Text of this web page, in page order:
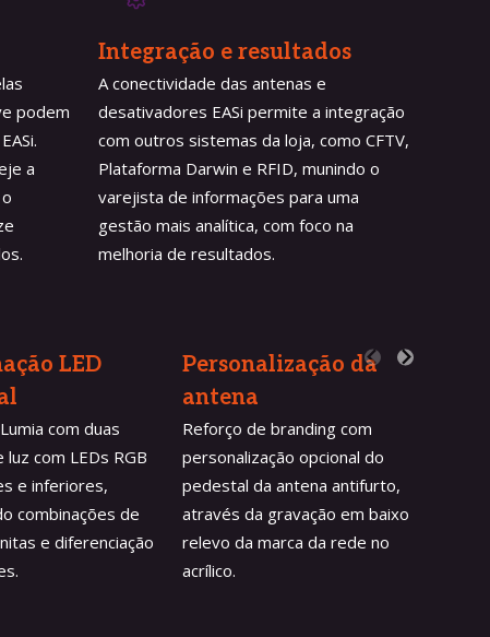
podem
a
Integração e resultados
A conectividade das antenas e
desativadores EASi permite a integração
com outros sistemas da loja, como CFTV,
Plataforma Darwin e RFID, munindo o
varejista de informações para uma
gestão mais analítica, com foco na
melhoria de resultados.
LED
com duas
com LEDs RGB
e inferiores,
combinações de
e diferenciação
Personalização da
antena
Reforço de branding com
personalização opcional do
pedestal da antena antifurto,
através da gravação em baixo
relevo da marca da rede no
acrílico.